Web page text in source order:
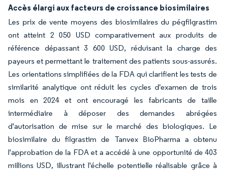
Accès élargi aux facteurs de croissance biosimilaires
Les prix de vente moyens des biosimilaires du pégfilgrastim
ont atteint 2 050 USD comparativement aux produits de
référence dépassant 3 600 USD, réduisant la charge des
payeurs et permettant le traitement des patients sous-assurés.
Les orientations simplifiées de la FDA qui clarifient les tests de
similarité analytique ont réduit les cycles d'examen de trois
mois en 2024 et ont encouragé les fabricants de taille
intermédiaire à déposer des demandes abrégées
d'autorisation de mise sur le marché des biologiques. Le
biosimilaire du filgrastim de Tanvex BioPharma a obtenu
l'approbation de la FDA et a accédé à une opportunité de 403
millions USD, illustrant l'échelle potentielle réalisable grâce à